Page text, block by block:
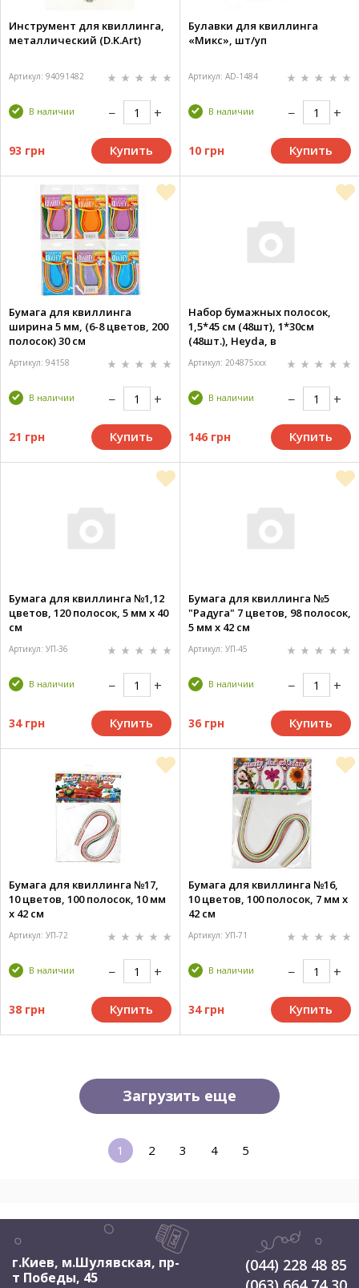
Инструмент для квиллинга,
металлический (D.K.Art)
Артикул: 94091482
В наличии
93 грн Купить
Булавки для квиллинга
«Микс», шт/уп
Артикул: AD-1484
В наличии
10 грн Купить
Бумага для квиллинга
ширина 5 мм, (6-8 цветов, 200
полосок) 30 см
Артикул: 94158
В наличии
21 грн Купить
Набор бумажных полосок,
1,5*45 см (48шт), 1*30см
(48шт.), Heyda, в
Артикул: 204875xxx
В наличии
146 грн Купить
Бумага для квиллинга №1,12
цветов, 120 полосок, 5 мм х 40
см
Артикул: УП-36
В наличии
34 грн Купить
Бумага для квиллинга №5
"Радуга" 7 цветов, 98 полосок,
5 мм х 42 см
Артикул: УП-45
В наличии
36 грн Купить
Бумага для квиллинга №17,
10 цветов, 100 полосок, 10 мм
х 42 см
Артикул: УП-72
В наличии
38 грн Купить
Бумага для квиллинга №16,
10 цветов, 100 полосок, 7 мм х
42 см
Артикул: УП-71
В наличии
34 грн Купить
Загрузить еще
1 2 3 4 5
г.Киев, м.Шулявская, пр-
т Победы, 45
(044) 228 48 85